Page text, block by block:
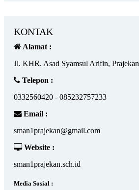
KONTAK
Alamat :
Jl. KHR. Asad Syamsul Arifin, Prajekan
Telepon :
0332560420 - 085232757233
Email :
sman1prajekan@gmail.com
Website :
sman1prajekan.sch.id
Media Sosial :